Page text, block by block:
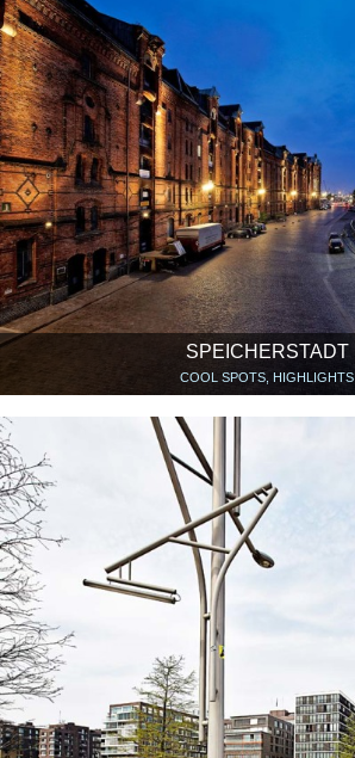
SPEICHERSTADT
COOL SPOTS, HIGHLIGHTS